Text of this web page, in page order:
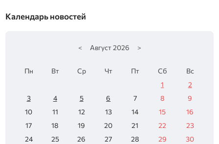
Календарь новостей
< Август 2026 >
Пн Вт Ср Чт Пт Сб
Вс
1
2
3
4 5 6 7 8
9
10
11 12 13 14 15
16
17
18 19 20 21 22
23
24
25 26 27 28 29
30